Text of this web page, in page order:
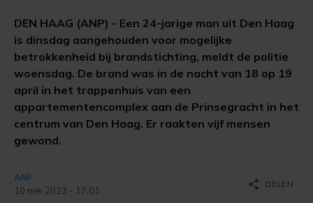
DEN HAAG (ANP) - Een 24-jarige man uit Den Haag
is dinsdag aangehouden voor mogelijke
betrokkenheid bij brandstichting, meldt de politie
woensdag. De brand was in de nacht van 18 op 19
april in het trappenhuis van een
appartementencomplex aan de Prinsegracht in het
centrum van Den Haag. Er raakten vijf mensen
gewond.
ANP
10 mei 2023 - 17:01
share DELEN